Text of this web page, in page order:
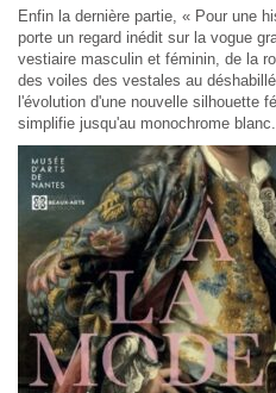
Enfin la dernière partie, « Pour une
porte un regard inédit sur la vogue
vestiaire masculin et féminin, de la
des voiles des vestales au
l'évolution d'une nouvelle silhouette
simplifie jusqu'au monochrome blanc.